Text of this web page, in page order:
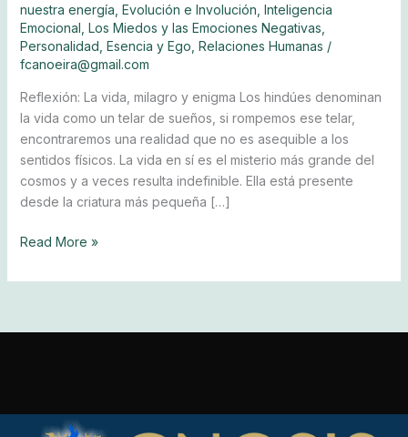
Sedes
Donar
nuestra energía Evolución e Involución Inteligencia
Emocional Los Miedos y las Emociones Negativas
Personalidad, Esencia y Ego Relaciones Humanas /
fcanoeira@gmail.com
Reflexión: La vida, milagro y enigma Los hindúes denominan
la vida como un telar de sueños, si rompemos ese telar,
encontraremos una realidad que no es asequible a los
sentidos físicos. La vida en sí es el misterio más grande del
cosmos y a veces resulta indefinible. Ella está presente
desde la criatura más pequeña […]
Read More »